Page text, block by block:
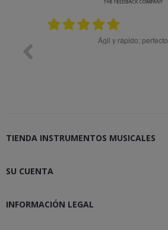
Ágil y rápido; perfecto
TIENDA INSTRUMENTOS MUSICALES
SU CUENTA
INFORMACIÓN LEGAL